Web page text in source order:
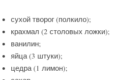
сухой творог (полкило);
крахмал (2 столовых ложки);
ванилин;
яйца (3 штуки);
цедра (1 лимон);